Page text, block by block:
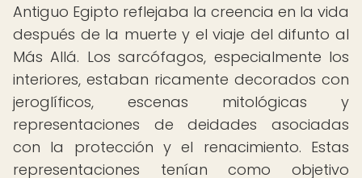
Antiguo Egipto reflejaba la creencia en la vida
después de la muerte y el viaje del difunto al
Más Allá. Los sarcófagos, especialmente los
interiores, estaban ricamente decorados con
jeroglíficos, escenas mitológicas y
representaciones de deidades asociadas
con la protección y el renacimiento. Estas
representaciones tenían como objetivo